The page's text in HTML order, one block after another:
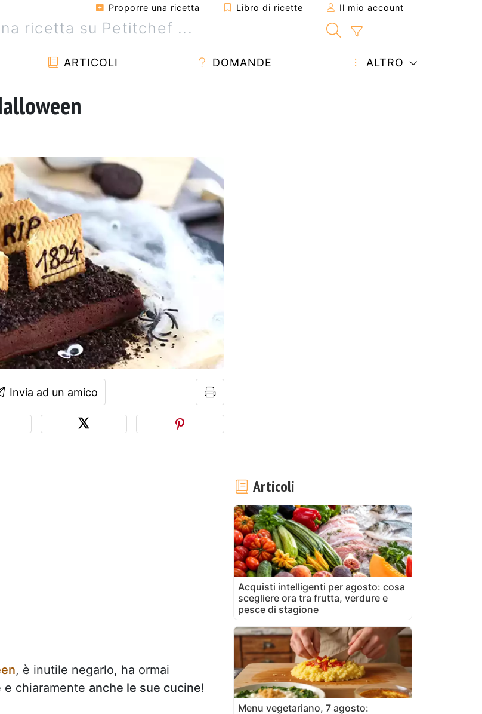
Proporre una ricetta Libro di ricette Il mio account
ARTICOLI DOMANDE ALTRO
Invia ad un amico
, è inutile negarlo, ha ormai
e chiaramente anche le sue cucine!
Articoli
Acquisti intelligenti per agosto: cosa
scegliere ora tra frutta, verdure e
pesce di stagione
Menu vegetariano, 7 agosto: